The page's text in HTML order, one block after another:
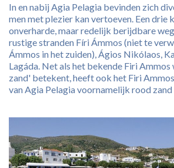
In en nabij Agia Pelagia bevinden zich
men met plezier kan vertoeven. Een drie
onverharde, maar redelijk berijdbare
rustige stranden Fíri Ámmos (niet te
Ámmos in het zuiden), Ágios Nikólaos,
Lagáda. Net als het bekende Firi
zand' betekent, heeft ook het Firi
van Agia Pelagia voornamelijk rood zand